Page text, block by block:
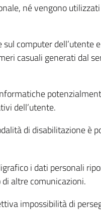
né vengono
computer
casuali generati dal
dell’utente.
di disabilitazione è
i dati personali
altre comunicazioni.
impossibilità di